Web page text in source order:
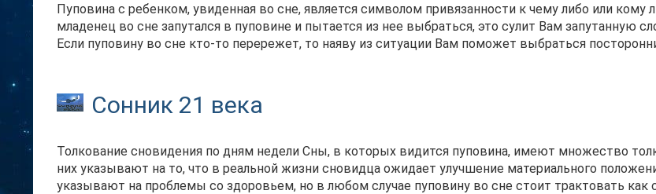
Пуповина с ребенком, увиденная во сне, является символом привязанности к чему либо или кому
младенец во сне запутался в пуповине и пытается из нее выбраться, это сулит Вам запутанную
Если пуповину во сне кто-то перережет, то наяву из ситуации Вам поможет выбраться
Сонник 21 века
Толкование сновидения по дням недели Сны, в которых видится пуповина, имеют множество
них указывают на то, что в реальной жизни сновидца ожидает улучшение материального
указывают на проблемы со здоровьем, но в любом случае пуповину во сне стоит трактовать как